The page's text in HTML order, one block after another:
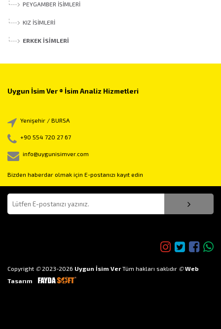
PEYGAMBER İSIMLERI
KIZ İSIMLERI
ERKEK İSIMLERI
Uygun İsim Ver ® İsim Analiz Hizmetleri
Yenişehir / BURSA
+90 554 720 27 67
info@uygunisimver.com
Bizden haberdar olmak için E-postanızı kayıt edin
Copyright ©2023-2026 Uygun İsim VerTüm hakları saklıdır © Web
Tasarım